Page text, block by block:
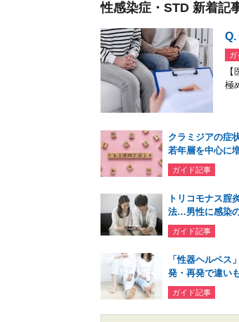
性感染症・STD 新着記
Q.
ガ
極
クラミジアの症
若年層を中心に
ガイド記事
トリコモナス腟
法…男性に感染
ガイド記事
「性器ヘルペ
発・再発で違い
ガイド記事